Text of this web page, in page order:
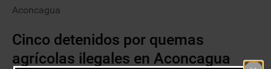
Aconcagua
Cinco detenidos por quemas
agrícolas ilegales en Aconcagua